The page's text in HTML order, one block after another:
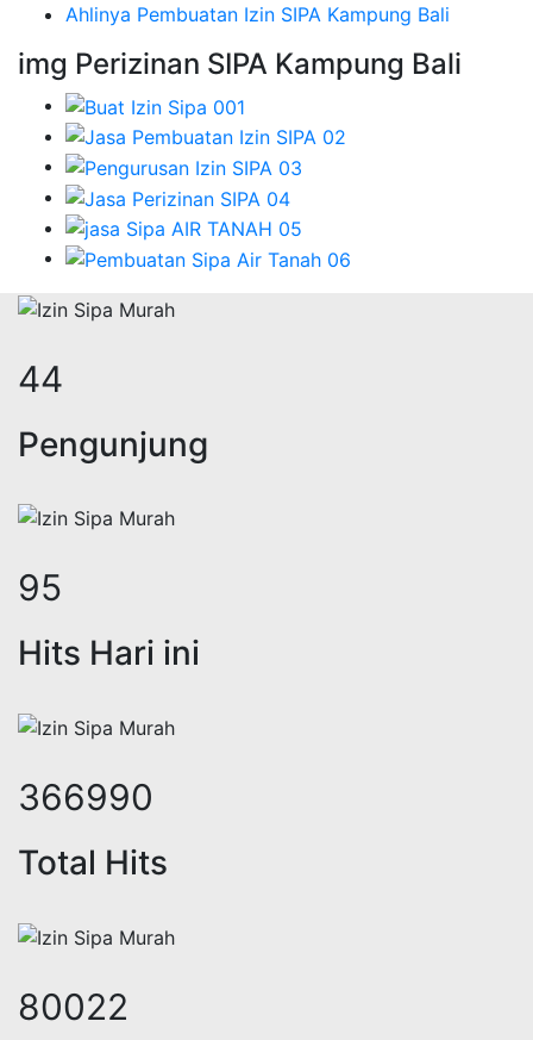
Ahlinya Pembuatan Izin SIPA Kampung Bali
img Perizinan SIPA Kampung Bali
57
Pengunjung
126
Hits Hari ini
487898
Total Hits
106386